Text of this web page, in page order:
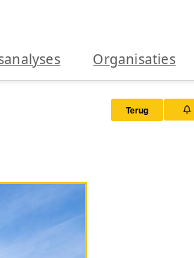
Organisaties
Terug